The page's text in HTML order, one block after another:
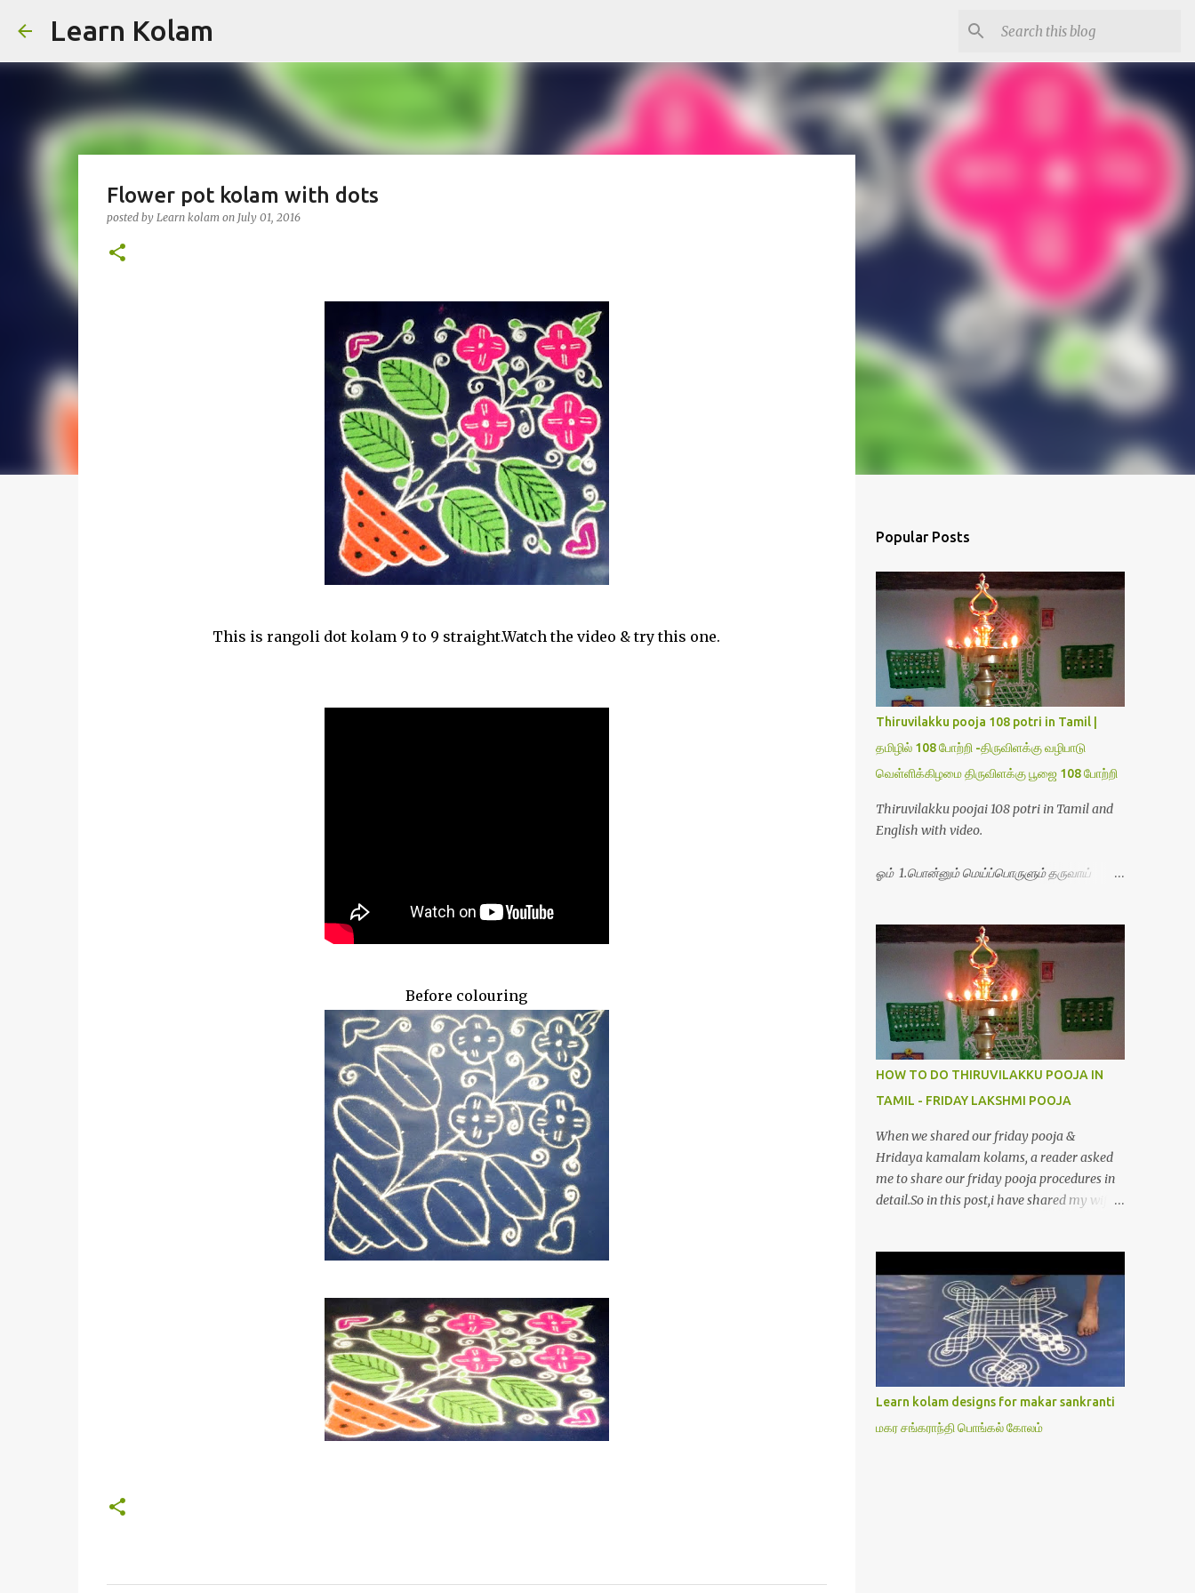
Learn Kolam
Flower pot kolam with dots
posted by Learn kolam on July 01, 2016
This is rangoli dot kolam 9 to 9 straight.Watch the video & try this one.
Before colouring
Popular Posts
Thiruvilakku pooja 108 potri in Tamil |
தமிழில் 108 போற்றி -திருவிளக்கு வழிபாடு
வெள்ளிக்கிழமை திருவிளக்கு பூஜை 108 போற்றி
Thiruvilakku poojai 108 potri in Tamil and
English with video.
ஓம் 1.பொன்னும் மெய்ப்பொருளும் தருவாய்
4.மூவுலகும் நிறைந்திருந்தாய் போற்றி 5.வரம்பில்
இன்பமாய் வளர்ந்திருந்தாய் போற்றி
6.இயற்கையாய் அறிவொளி ஆனாய் போற்றி
7.ஈரேழுலகம் ஈன்றாய் போற்றி 8.பிறர்வயமாகா
பெரியோய் போற்றி 9.பேரின்பப் பெருக்காய்
பொலிந்தாய் போற்றி 10.பேரருட்கடலாம் பேரரு...
HOW TO DO THIRUVILAKKU POOJA IN
TAMIL - FRIDAY LAKSHMI POOJA
When we shared our friday pooja &
Hridaya kamalam kolams, a reader asked
me to share our friday pooja procedures in
detail.So in this post,i have shared my wife’s
procedure for more than 40 years in our
house each Friday.Now my daughter-in-law
is also performing the same.In this post,i
have written how to make Lakshmi poojai
with Thiruvilakku poojai
kolam,Hridayakamalam kolam and
thiruvilakku pooja stotram/slokas along
with 108 potri in tamil. i.e Archanai slokam
Learn kolam designs for makar sankranti
மகர சங்கராந்தி பொங்கல் கோலம்